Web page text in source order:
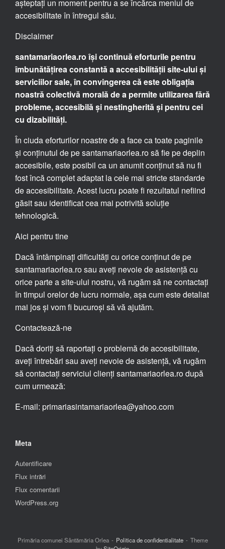
așteptați un moment pentru a se încărca meniul de
accesibilitate în întregul său.
Disclaimer
santamariaorlea.ro își continuă eforturile pentru
îmbunătățirea constantă a accesibilității site-ului și
serviciilor sale, în convingerea că este obligația
noastră colectivă morală de a permite utilizarea fără
probleme, accesibilă și nestingherită și pentru cei
cu dizabilități.
În ciuda eforturilor noastre de a face ca toate paginile
și conținutul de pe santamariaorlea.ro să fie pe deplin
accesibile, este posibil ca un anumit conținut să nu fi
fost încă complet adaptat la cele mai stricte standarde
de accesibilitate. Acest lucru poate fi rezultatul nefiind
găsit sau identificat cea mai potrivită soluție
tehnologică.
Aici pentru tine
Dacă întâmpinați dificultăți cu orice conținut de pe
santamariaorlea.ro sau aveți nevoie de asistență cu
orice parte a site-ului nostru, vă rugăm să ne contactați
în timpul orelor de lucru normale, așa cum este detaliat
mai jos și vom fi bucuroși să vă ajutăm.
Contactează-ne
Dacă doriți să raportați o problemă de accesibilitate,
aveți întrebări sau aveți nevoie de asistență, vă rugăm
să contactați serviciul clienți santamariaorlea.ro după
cum urmează:
E-mail: primariasintamariaorlea@yahoo.com
Meta
Autentificare
Flux intrări
Flux comentarii
WordPress.org
Primăria comunei Sântămăria Orlea Politica de confidentialitate
Theme